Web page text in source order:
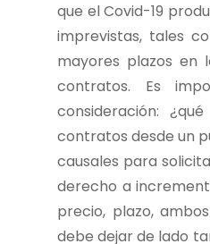
que el Covid-19
imprevistas, tales
mayores plazos en
contratos. Es
consideración:
contratos desde un
causales para
derecho a
precio, plazo,
debe dejar de lado